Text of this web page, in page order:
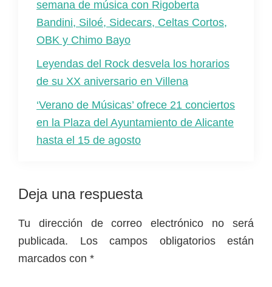
semana de música con Rigoberta
Bandini, Siloé, Sidecars, Celtas Cortos,
OBK y Chimo Bayo
Leyendas del Rock desvela los horarios
de su XX aniversario en Villena
‘Verano de Músicas’ ofrece 21 conciertos
en la Plaza del Ayuntamiento de Alicante
hasta el 15 de agosto
Interacciones
los
lectores
Deja una respuesta
Tu dirección de correo electrónico no será
publicada.
Los campos obligatorios están
marcados con *